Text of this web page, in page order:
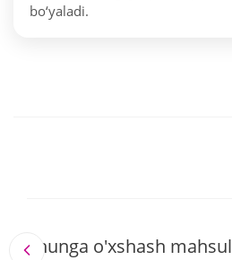
bo‘yaladi.
Shunga o'xshash